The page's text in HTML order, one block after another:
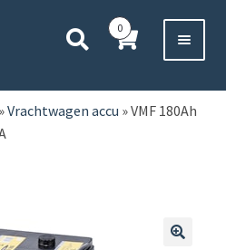
Vrachtwagen accu »VMF 180Ah
0